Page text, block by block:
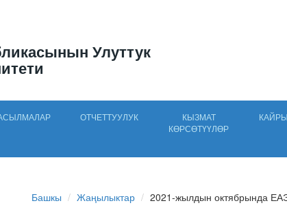
Улуттук
ОТЧЕТТУУЛУК
КЫЗМАТ
КӨРСӨТҮҮЛӨР
Башкы Жаңылыктар 2021-жылдын октябрында